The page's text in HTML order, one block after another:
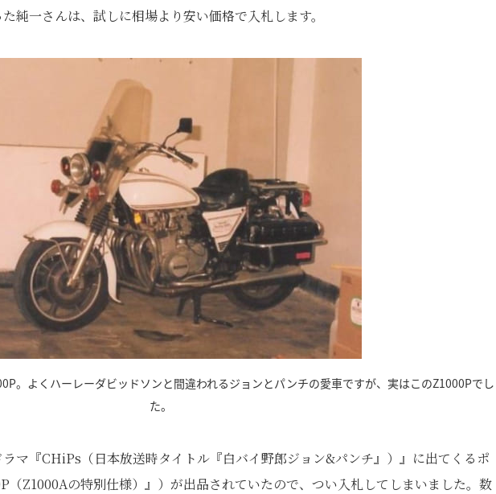
純一さんは、試しに相場より安い価格で入札します。
。よくハーレーダビッドソンと間違われるジョンとパンチの愛車ですが、実はこのZ1000Pでし
た。
ラマ『CHiPs（日本放送時タイトル『白バイ野郎ジョン&パンチ』）』に出てくるポ
（Z1000Aの特別仕様）』）が出品されていたので、つい入札してしまいました。数